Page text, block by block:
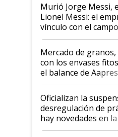
Murió Jorge Messi,
Lionel Messi: el
vínculo con el campo
Mercado de granos,
con los envases
el balance de
Posta
Oficializan la
desregulación de
hay novedades en la
la hidrovía